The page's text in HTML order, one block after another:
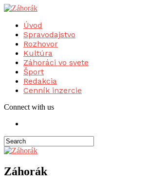
Úvod
Spravodajstvo
Rozhovor
Kultúra
Záhoráci vo svete
Šport
Redakcia
Cenník inzercie
Connect with us
Záhorák